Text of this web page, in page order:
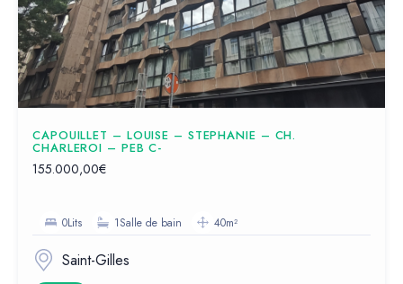
CAPOUILLET – LOUISE – STEPHANIE – CH.
CHARLEROI – PEB C-
155.000,00€
0Lits 1Salle de bain 40m²
Saint-Gilles